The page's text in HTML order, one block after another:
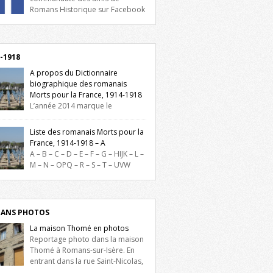
Romans Historique sur Facebook
1918
A propos du Dictionnaire
biographique des romanais
Morts pour la France, 1914-1918
L’année 2014 marque le
du début de la Première Guerre
et ce dictionnaire biographique veut
hommage aux romanais Morts pour la
durant ce conflit. La base de cette
historique est constituée des noms
sur les plaques commémoratives de
de Ville, du lycée du Dauphiné et du
Liste des romanais Morts pour la
France, 1914-1918 – A
A – B – C – D – E – F – G – HIJK – L –
M – N – OPQ – R – S – T – UVW
lettre. Liste des romanais […]
PHOTOS
La maison Thomé en photos
Reportage photo dans la maison
Thomé à Romans-sur-Isère. En
entrant dans la rue Saint-Nicolas,